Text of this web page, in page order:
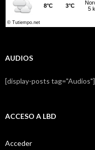
AUDIOS
[display-posts tag="Audios"]
ACCESO A LBD
Acceder